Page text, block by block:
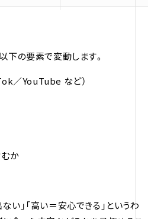
50万円以上
SNS広告運用
採用LP・導線設計
下の要素で変動します。
／YouTube など）
か
い」「高い＝安心できる」というわ